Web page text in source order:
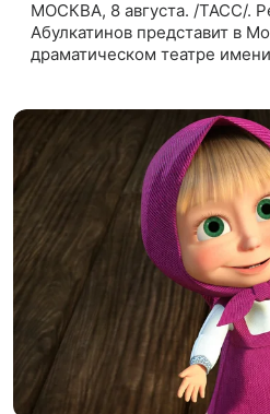
МОСКВА, 8 августа. /ТАСС/.
Абулкатинов представит в
драматическом театре